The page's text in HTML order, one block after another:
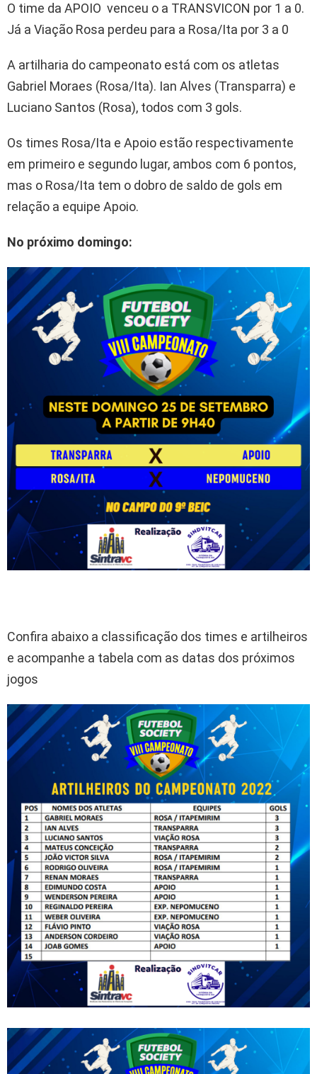
O time da APOIO venceu o a TRANSVICON por 1 a 0.
Já a Viação Rosa perdeu para a Rosa/Ita por 3 a 0
A artilharia do campeonato está com os atletas
Gabriel Moraes (Rosa/Ita). Ian Alves (Transparra) e
Luciano Santos (Rosa), todos com 3 gols.
Os times Rosa/Ita e Apoio estão respectivamente
em primeiro e segundo lugar, ambos com 6 pontos,
mas o Rosa/Ita tem o dobro de saldo de gols em
relação a equipe Apoio.
No próximo domingo:
Confira abaixo a classificação dos times e artilheiros
e acompanhe a tabela com as datas dos próximos
jogos